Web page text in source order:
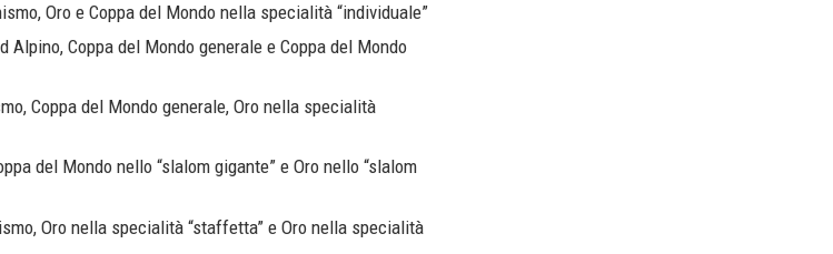
Oro e Coppa del Mondo nella specialità “individuale”
Alpino, Coppa del Mondo generale e Coppa del Mondo
Coppa del Mondo generale, Oro nella specialità
del Mondo nello “slalom gigante” e Oro nello “slalom
Oro nella specialità “staffetta” e Oro nella specialità